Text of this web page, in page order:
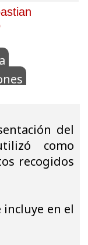
del
como
recogidos
en el